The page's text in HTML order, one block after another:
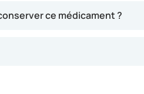
ce médicament ?